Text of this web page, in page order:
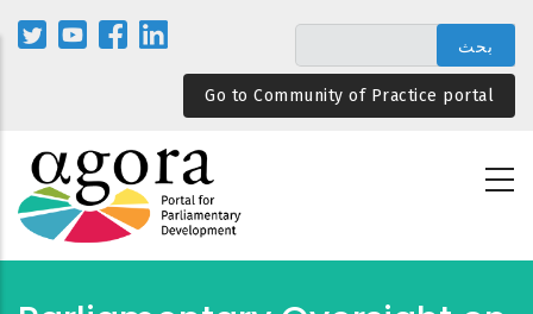
المحتوى
الرئيسيGo to Community of Practice portal